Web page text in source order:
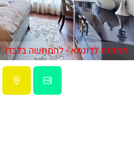
תמונות לדוגמא - להמחשה בלבד!